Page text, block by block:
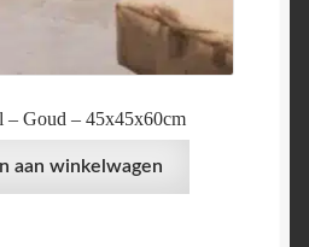
– Goud – 45x45x60cm
aan winkelwagen